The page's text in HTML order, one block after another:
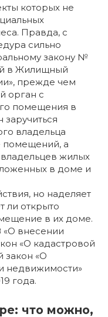
которых не
Правда, с
сильно
закону №
в Жилищный
прежде чем
орган с
помещения в
владельца
помещений, а
жилых
в доме и
но наделяет
ли открыто
в их доме.
внесении
«О кадастровой
закон «О
недвижимости»
года.
что можно,